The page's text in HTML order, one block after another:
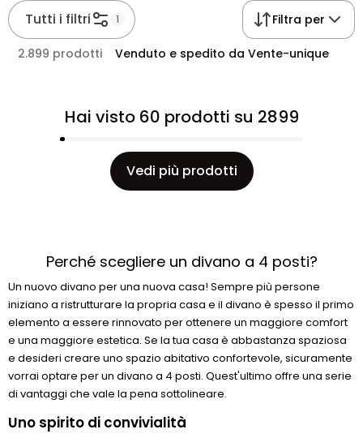
Tutti i filtri 1 Filtra per
2.899 prodotti Venduto e spedito da Vente-unique
Hai visto 60 prodotti su 2899
Vedi più prodotti
Perché scegliere un divano a 4 posti?
Un nuovo divano per una nuova casa! Sempre più persone
iniziano a ristrutturare la propria casa e il divano è spesso il primo
elemento a essere rinnovato per ottenere un maggiore comfort
e una maggiore estetica. Se la tua casa è abbastanza spaziosa
e desideri creare uno spazio abitativo confortevole, sicuramente
vorrai optare per un divano a 4 posti. Quest'ultimo offre una serie
di vantaggi che vale la pena sottolineare.
Uno spirito di convivialità